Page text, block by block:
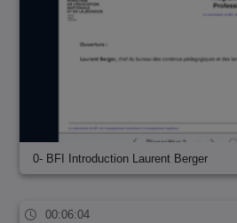
0- BFI Introduction Laurent Berger
00:06:04